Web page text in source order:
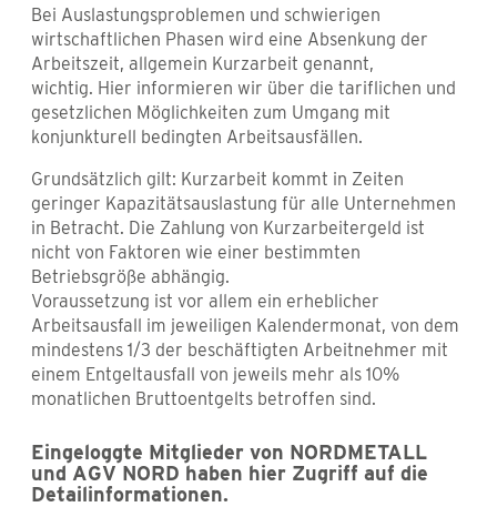
Bei Auslastungsproblemen und schwierigen
wirtschaftlichen Phasen wird eine Absenkung der
Arbeitszeit, allgemein Kurzarbeit genannt,
wichtig. Hier informieren wir über die tariflichen und
gesetzlichen Möglichkeiten zum Umgang mit
konjunkturell bedingten Arbeitsausfällen.
Grundsätzlich gilt: Kurzarbeit kommt in Zeiten
geringer Kapazitätsauslastung für alle Unternehmen
in Betracht. Die Zahlung von Kurzarbeitergeld ist
nicht von Faktoren wie einer bestimmten
Betriebsgröße abhängig.
Voraussetzung ist vor allem ein erheblicher
Arbeitsausfall im jeweiligen Kalendermonat, von dem
mindestens 1/3 der beschäftigten Arbeitnehmer mit
einem Entgeltausfall von jeweils mehr als 10%
monatlichen Bruttoentgelts betroffen sind.
Eingeloggte Mitglieder von NORDMETALL
und AGV NORD haben hier Zugriff auf die
Detailinformationen.